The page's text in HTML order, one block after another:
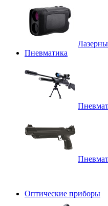
Пневматика
Оптические приборы